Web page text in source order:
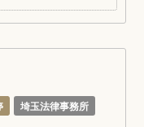
埼玉法律事務所